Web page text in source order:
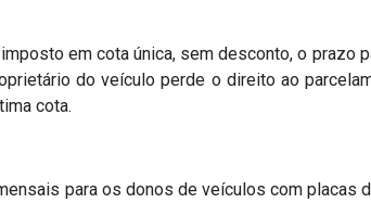
em cota única, sem desconto, o prazo
do veículo perde o direito ao
cota.
para os donos de veículos com placas